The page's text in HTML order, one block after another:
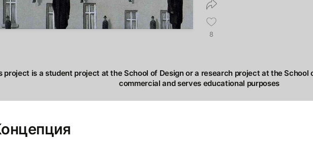
8
project is a student project at the School of Design or a research project at the School
commercial and serves educational purposes